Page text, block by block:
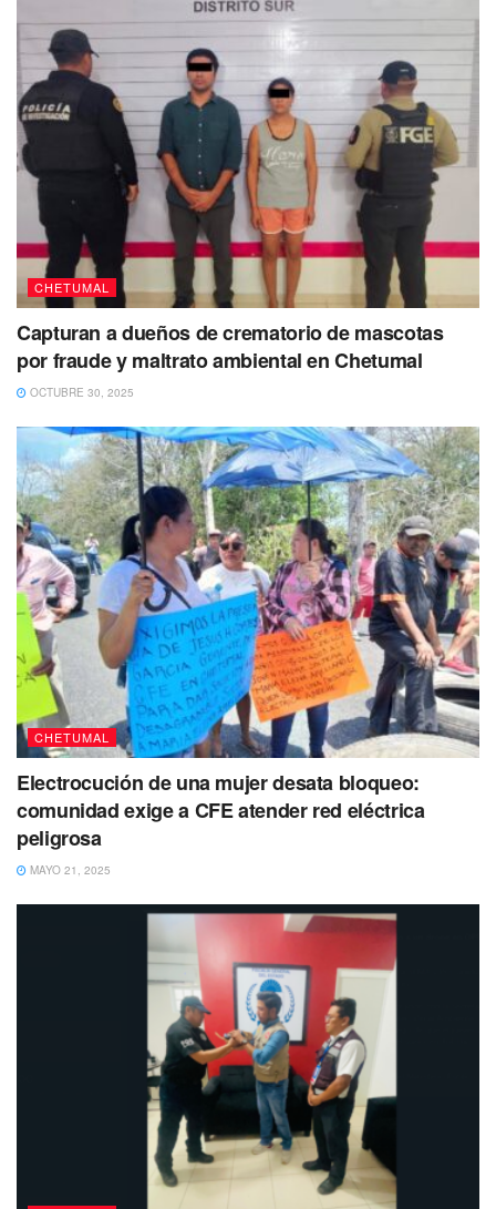
CHETUMAL
Capturan a dueños de crematorio de mascotas
por fraude y maltrato ambiental en Chetumal
OCTUBRE 30, 2025
CHETUMAL
Electrocución de una mujer desata bloqueo:
comunidad exige a CFE atender red eléctrica
peligrosa
MAYO 21, 2025